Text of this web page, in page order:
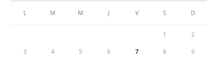
L M M J V S D
1 2
3 4 5 6 7 8 9